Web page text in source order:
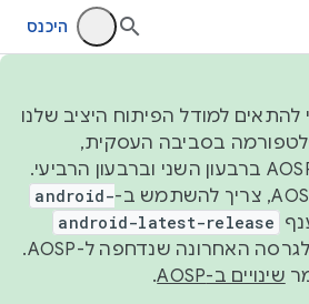
היכנס
2026, כדי להתאים למודל הפיתוח היציב שלנו
בסביבה העסקית,
נפרסם קוד מקור ב-AOSP ברבעון השני וברבעון הרביעי.
android-
android-latest-release
manifest תמיד יפנה לגרסה האחרונה שנדחפה ל-AOSP.
שינויים ב-AOSP .